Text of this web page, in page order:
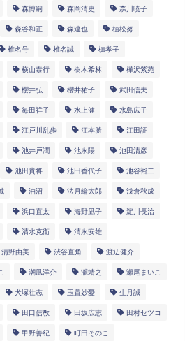
森博嗣 森岡清史 森川暁子
森谷和正 森達也 植松努
椎名号 椎名誠 槙孝子
横山泰行 樹木希林 樺沢紫苑
櫻井弘 櫻井祐子 武田信夫
毎田祥子 水上健 水島広子
江戸川乱歩 江本勝 江田証
池井戸潤 池永陽 池田清彦
池田貴将 池田香代子 池谷裕二
油沼 法月綸太郎 浅倉秋成
浜口直太 海野凪子 淀川長治
清水克衛 清永安雄
清野由美 渋谷直角 渡辺健介
潮凪洋介 瀧靖之 瀬尾まいこ
犬塚壮志 玉置妙憂 生月誠
田口信教 田坂広志 田村セツコ
甲野善紀 町田そのこ